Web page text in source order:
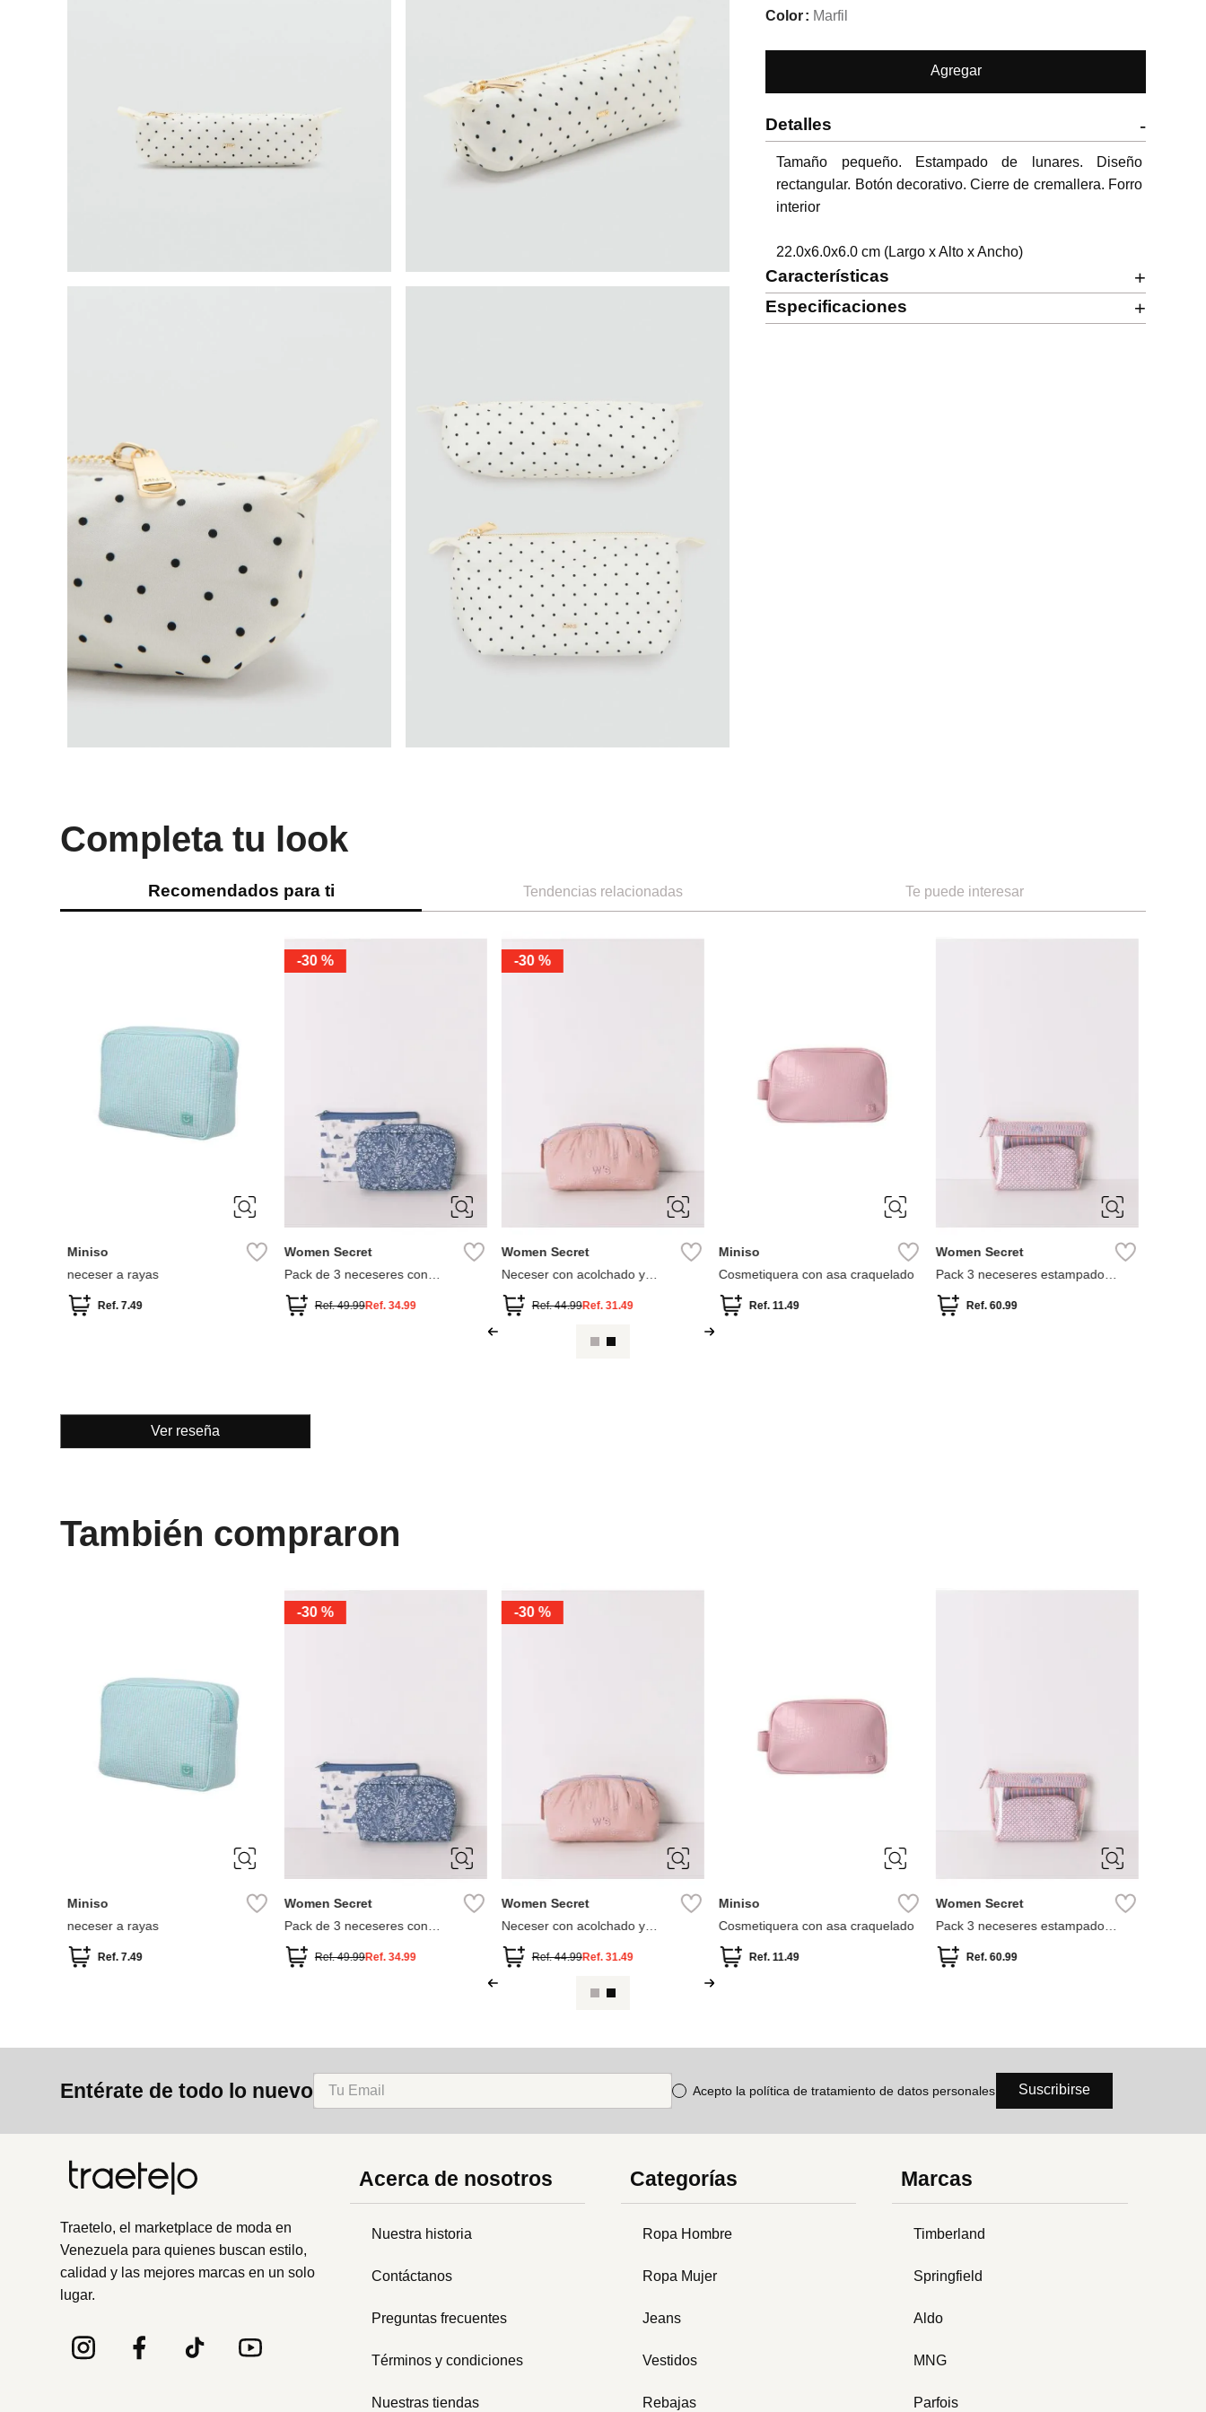
Color Marfil
Agregar
Detalles -
Tamaño pequeño. Estampado de lunares. Diseño
rectangular. Botón decorativo. Cierre de cremallera. Forro
interior
22.0x6.0x6.0 cm (Largo x Alto x Ancho)
Características +
Especificaciones +
Completa tu look
Recomendados para ti Tendencias relacionadas Te puede interesar
Miniso
neceser a rayas
Ref. 7.49
-30 %
Women Secret
Pack de 3 neceseres con
Ref.49.99Ref. 34.99
-30 %
Women Secret
Neceser con acolchado y
Ref.44.99Ref. 31.49
Miniso
Cosmetiquera con asa craquelado
Ref. 11.49
Women Secret
Pack 3 neceseres estampado
Ref.60.99
Ver reseña
También compraron
Miniso
neceser a rayas
Ref. 7.49
-30 %
Women Secret
Pack de 3 neceseres con
Ref.49.99Ref. 34.99
-30 %
Women Secret
Neceser con acolchado y
Ref.44.99Ref. 31.49
Miniso
Cosmetiquera con asa craquelado
Ref. 11.49
Women Secret
Pack 3 neceseres estampado
Ref.60.99
Entérate de todo lo nuevo Acepto la política de tratamiento de datos personales Suscribirse
Traetelo, el marketplace de moda en
Venezuela para quienes buscan estilo,
calidad y las mejores marcas en un solo
lugar.
Acerca de nosotros
Nuestra historia
Contáctanos
Preguntas frecuentes
Términos y condiciones
Nuestras tiendas
Categorías
Ropa Hombre
Ropa Mujer
Jeans
Vestidos
Rebajas
Marcas
Timberland
Springfield
Aldo
MNG
Parfois